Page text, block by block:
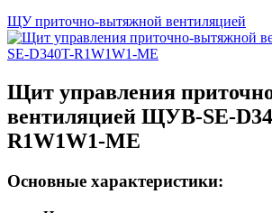
ЩУ приточно-вытяжной вентиляцией
Щит управления
вентиляцией ЩУВ-SE-
R1W1W1-ME
Основные характеристики: